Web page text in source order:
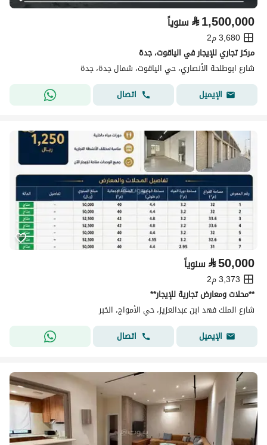
⃁1,500,000 سنوياً
3,680 م2
مركز تجاري للإيجار في الياقوت، جدة
شارع ابوطلحة الأنصاري، حي الياقوت، شمال جدة، جدة
الإيميل
اتصال
⃁50,000 سنوياً
3,373 م2
**محلات ومعارض تجارية للإيجار**
شارع الملك فهد ابن عبدالعزيز، حي الأمواج، الخبر
الإيميل
اتصال